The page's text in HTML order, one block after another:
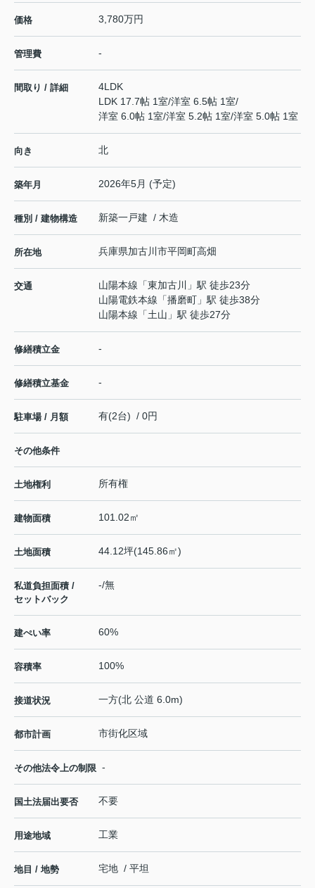
価格 3,780万円
管理費 -
間取り / 詳細
4LDK
LDK 17.7帖 1室/洋室 6.5帖 1室/
洋室 6.0帖 1室/洋室 5.2帖 1室/洋室 5.0帖 1室
向き 北
築年月 2026年5月 (予定)
種別 / 建物構造 新築一戸建 / 木造
所在地 兵庫県加古川市平岡町高畑
交通 山陽本線 「東加古川
」駅 徒歩23分
山陽電鉄本線 「播磨町 」駅 徒歩38分
山陽本線 「土山 」駅 徒歩27分
修繕積立金 -
修繕積立基金 -
駐車場 / 月額 有(2台) / 0円
その他条件
土地権利 所有権
建物面積 101.02㎡
土地面積 44.12坪(145.86㎡)
私道負担面積 /
セットバック
-/無
建ぺい率 60%
容積率 100%
接道状況 一方(北 公道 6.0m)
都市計画 市街化区域
その他法令上の制限 -
国土法届出要否 不要
用途地域 工業
地目 / 地勢 宅地 / 平坦